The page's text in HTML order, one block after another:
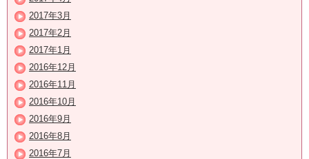
2017年3月
2017年2月
2017年1月
2016年12月
2016年11月
2016年10月
2016年9月
2016年8月
2016年7月